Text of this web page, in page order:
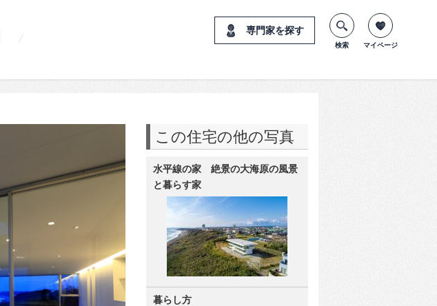
専門家を探す
検索 マイページ
この住宅の他の写真
水平線の家 絶景の大海原の風景
と暮らす家
暮らし方